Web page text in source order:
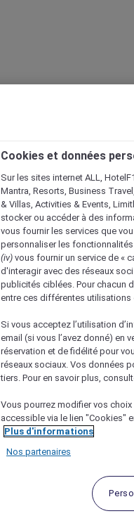
Cookies et données
Sur les sites internet ALL,
Mantra, Resorts, Business
& Villas, Activities & Events,
stocker ou accéder à des
vous fournir les services que
personnaliser les
(iv) vous fournir un service de «
d'interagir avec des réseaux
publicités ciblées. Pour chacun
entre ces différentes utilisations
Si vous acceptez l’utilisation
email (si vous l’avez donné) en
réservation et de fidélité pour
réseaux sociaux. Vos données
tiers. Pour en savoir plus,
Vous pourrez modifier vos
accessible via le lien "Cookies"
Plus d'informations
Nos partenaires